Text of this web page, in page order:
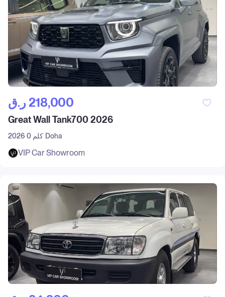
ر.ق‎ 218,000
Great Wall Tank700 2026
2026 0 كلم Doha
VIP Car Showroom